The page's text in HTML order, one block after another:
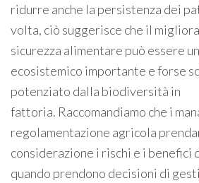
ridurre anche la persistenza dei
volta, ciò suggerisce che il
sicurezza alimentare può essere
ecosistemico importante e forse
potenziato dalla biodiversità in
fattoria. Raccomandiamo che i
regolamentazione agricola
considerazione i rischi e i benefici
quando prendono decisioni di